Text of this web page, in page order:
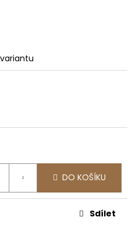
DO KOŠÍKU
Sdílet